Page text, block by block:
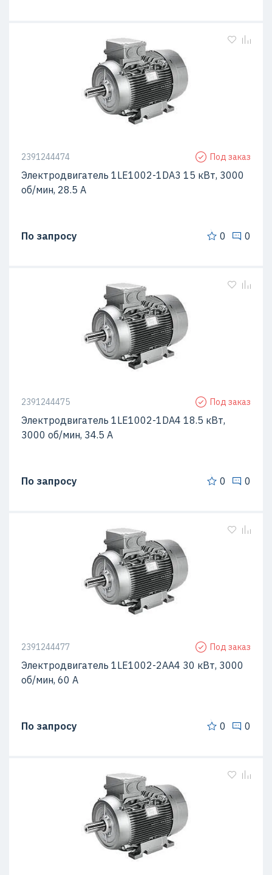
2391244474 Под заказ
Электродвигатель 1LE1002-1DA3 15 кВт, 3000
об/мин, 28.5 A
По запросу 0 0
2391244475 Под заказ
Электродвигатель 1LE1002-1DA4 18.5 кВт,
3000 об/мин, 34.5 A
По запросу 0 0
2391244477 Под заказ
Электродвигатель 1LE1002-2AA4 30 кВт, 3000
об/мин, 60 A
По запросу 0 0